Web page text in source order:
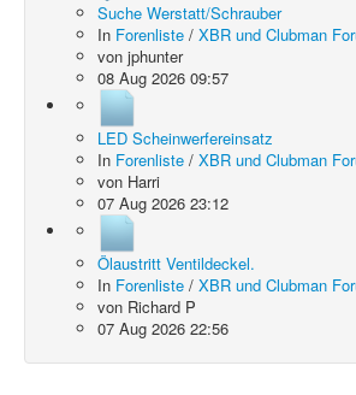
Suche Werstatt/Schrauber
In Forenliste / XBR und Clubman
von jphunter
08 Aug 2026 09:57
LED Scheinwerfereinsatz
In Forenliste / XBR und Clubman
von Harri
07 Aug 2026 23:12
Ölaustritt Ventildeckel.
In Forenliste / XBR und Clubman
von Richard P
07 Aug 2026 22:56